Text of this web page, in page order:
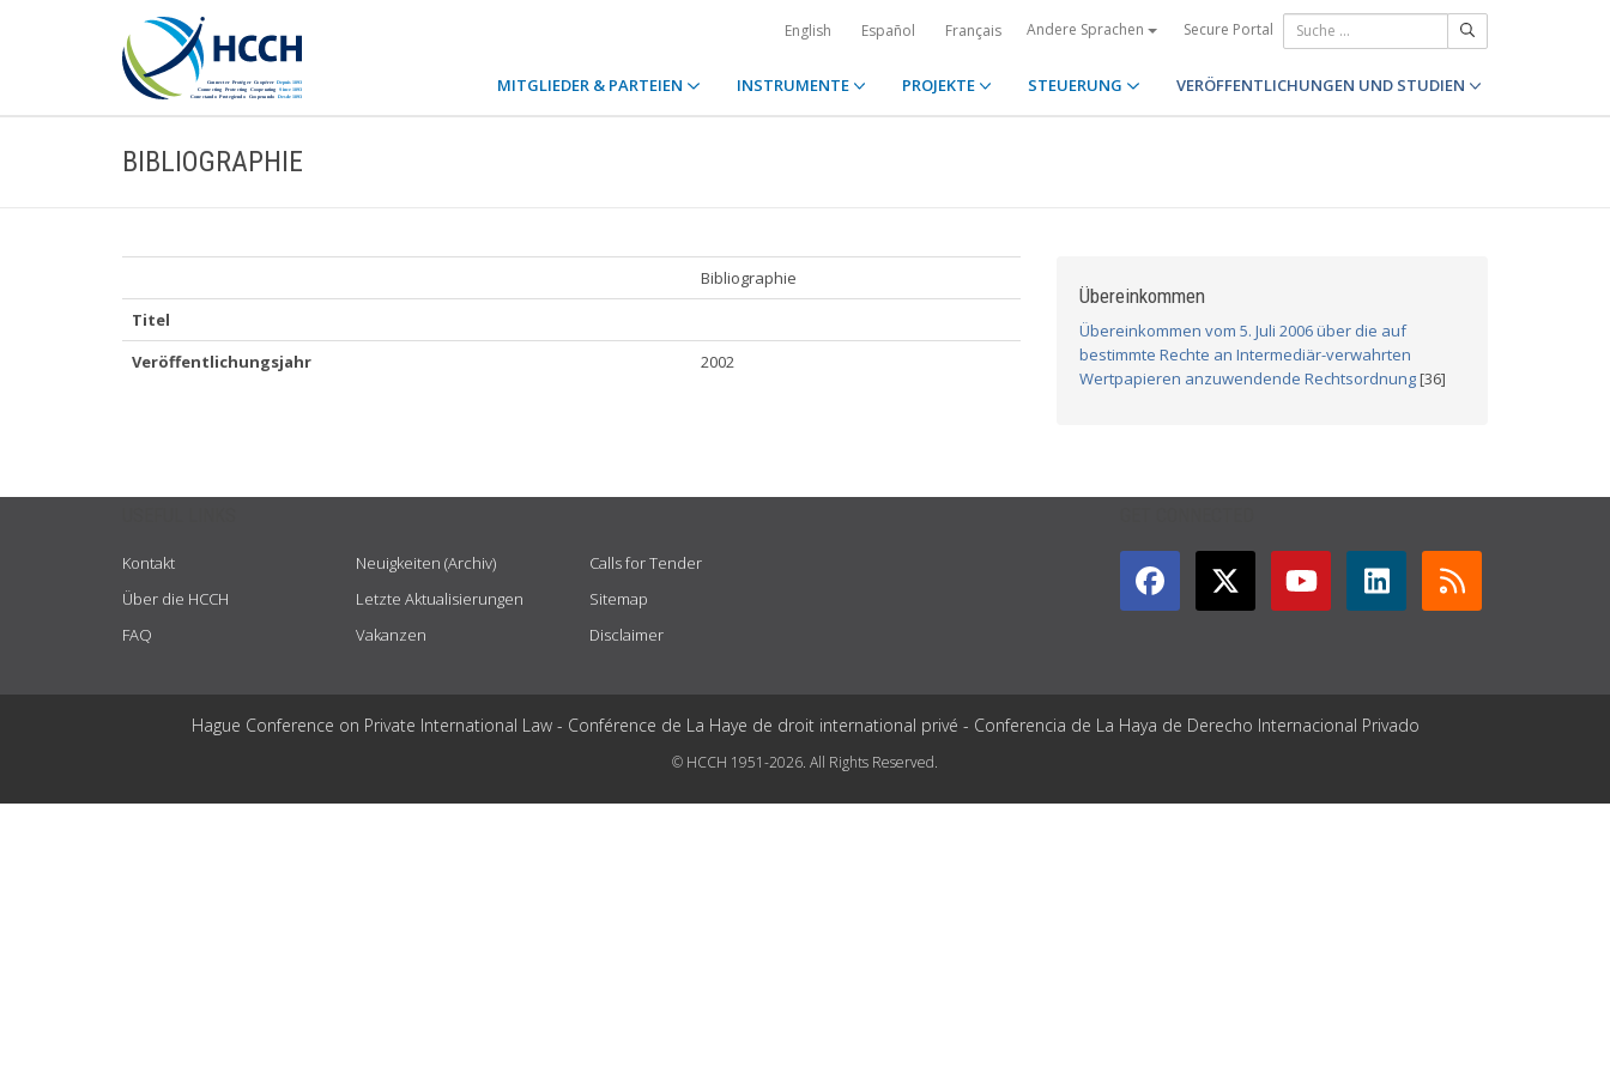
English Español Français Andere Sprachen Secure Portal
MITGLIEDER & PARTEIEN INSTRUMENTE PROJEKTE STEUERUNG VERÖFFENTLICHUNGEN UND STUDIEN
BIBLIOGRAPHIE
Bibliographie
Titel
Veröffentlichungsjahr
2002
Übereinkommen
Übereinkommen vom 5. Juli 2006 über die auf
bestimmte Rechte an Intermediär-verwahrten
Wertpapieren anzuwendende Rechtsordnung[36]
Kontakt
Über die HCCH
FAQ
Neuigkeiten (Archiv)
Letzte Aktualisierungen
Vakanzen
Calls for Tender
Sitemap
Disclaimer
Hague Conference on Private International Law - Conférence de La Haye de droit international privé - Conferencia de La Haya de Derecho Internacional Privado
© HCCH 1951-2026. All Rights Reserved.